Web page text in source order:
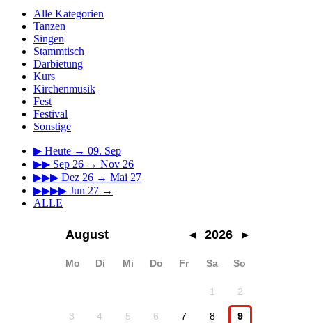
Alle Kategorien
Tanzen
Singen
Stammtisch
Darbietung
Kurs
Kirchenmusik
Fest
Festival
Sonstige
▶ Heute → 09. Sep
▶▶ Sep 26 → Nov 26
▶▶▶ Dez 26 → Mai 27
▶▶▶▶ Jun 27 →
ALLE
August ◂ 2026 ▸
Mo Di Mi Do Fr Sa So
1 2
3 4 5 6 7 8 9